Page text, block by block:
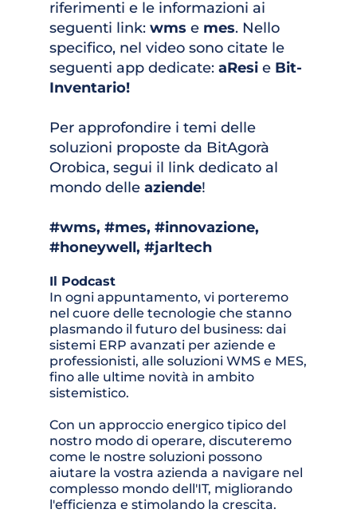
riferimenti e le informazioni ai
seguenti link: wms e mes. Nello
specifico, nel video sono citate le
seguenti app dedicate: aResi e Bit-
Inventario!
Per approfondire i temi delle
soluzioni proposte da BitAgorà
Orobica, segui il link dedicato al
mondo delle aziende!
#wms, #mes, #
#honeywell, #jarltech
Il Podcast
In ogni appuntamento, vi porteremo
nel cuore delle tecnologie che stanno
plasmando il futuro del business: dai
sistemi ERP avanzati per aziende e
professionisti, alle soluzioni WMS e MES,
fino alle ultime novità in ambito
sistemistico.
Con un approccio energico tipico del
nostro modo di operare, discuteremo
come le nostre soluzioni possono
aiutare la vostra azienda a navigare nel
complesso mondo dell'IT, migliorando
l'efficienza e stimolando la crescita.